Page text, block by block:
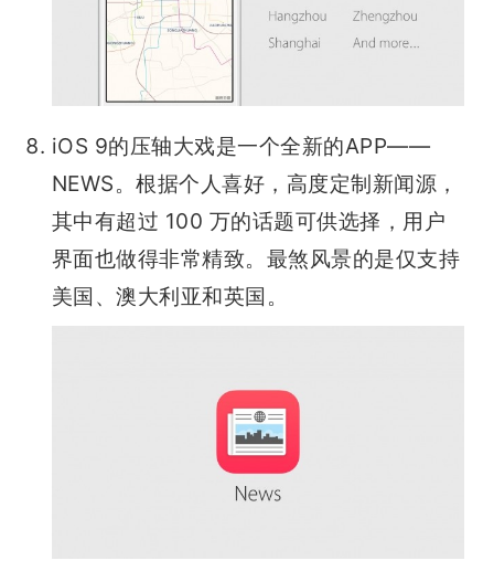
iOS 9的压轴大戏是一个全新的APP——
NEWS。根据个人喜好，高度定制新闻源，
其中有超过 100 万的话题可供选择，用户
界面也做得非常精致。最煞风景的是仅支持
美国、澳大利亚和英国。